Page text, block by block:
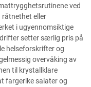
ved
råtnethet eller
i ugyennomsiktige
setter særlig pris på
helseforskrifter og
overvåking av
til krystallklare
fargerike salater og